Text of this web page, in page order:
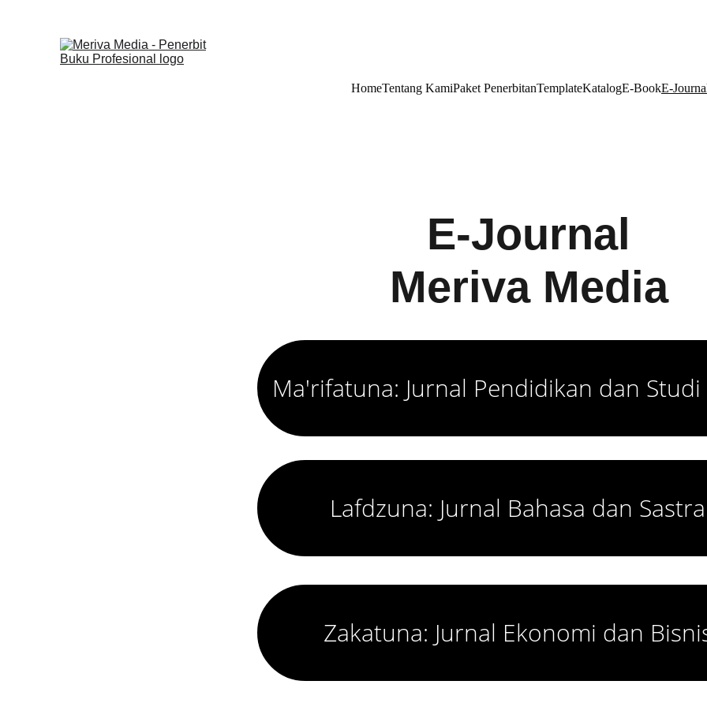
HomeTentang KamiPaket PenerbitanTemplateKatalogE-BookE-
E-Journal
Meriva Media
Ma'rifatuna: Jurnal Pendidikan dan
Lafdzuna: Jurnal Bahasa dan Sastra
Zakatuna: Jurnal Ekonomi dan